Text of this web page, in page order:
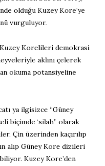
olduğu Kuzey Kore’ye
vurguluyor.
Kuzey Korelileri demokrasi
aklını çelerek
okuma potansiyeline
ya ilgisizce “Güney
biçimde ‘silah” olarak
Çin üzerinden kaçırılıp
alıp Güney Kore dizileri
Kuzey Kore’den